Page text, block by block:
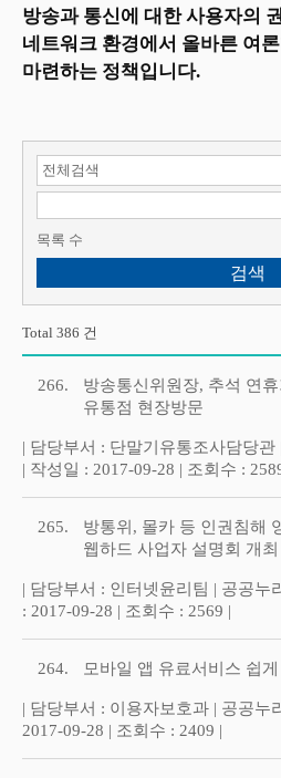
방송과 통신에 대한 사용자의
네트워크 환경에서 올바른 여
마련하는 정책입니다.
검색 항목 선택
목록 수
Total 386 건
266.
방송통신위원장, 추석 연
유통점 현장방문
| 담당부서 : 단말기유통조사담당관
| 작성일 : 2017-09-28 | 조회수 :
265.
방통위, 몰카 등 인권침해
웹하드 사업자 설명회 개최
| 담당부서 : 인터넷윤리팀 | 공공누
: 2017-09-28 | 조회수 : 2569 |
264. 모바일 앱 유료서비스 쉽
| 담당부서 : 이용자보호과 | 공공누
2017-09-28 | 조회수 : 2409 |